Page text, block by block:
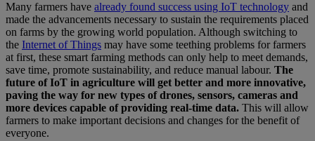
Many farmers have already found success using IoT technology and
made the advancements necessary to sustain the requirements placed
on farms by the growing world population. Although switching to
the Internet of Things may have some teething problems for farmers
at first, these smart farming methods can only help to meet demands,
save time, promote sustainability, and reduce manual labour. The
future of IoT in agriculture will get better and more innovative,
paving the way for new types of drones, sensors, cameras and
more devices capable of providing real-time data. This will allow
farmers to make important decisions and changes for the benefit of
everyone.